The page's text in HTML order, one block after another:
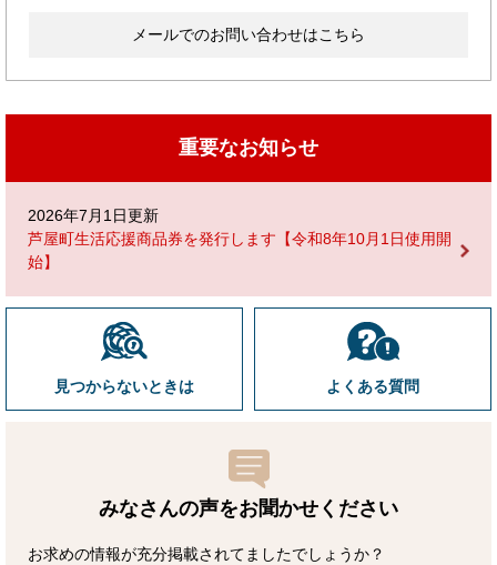
メールでのお問い合わせはこちら
重要なお知らせ
2026年7月1日更新
芦屋町生活応援商品券を発行します【令和8年10月1日使用開
始】
見つからないときは よくある質問
みなさんの声をお聞かせ ください
お求めの情報が充分掲載されてましたでしょうか？